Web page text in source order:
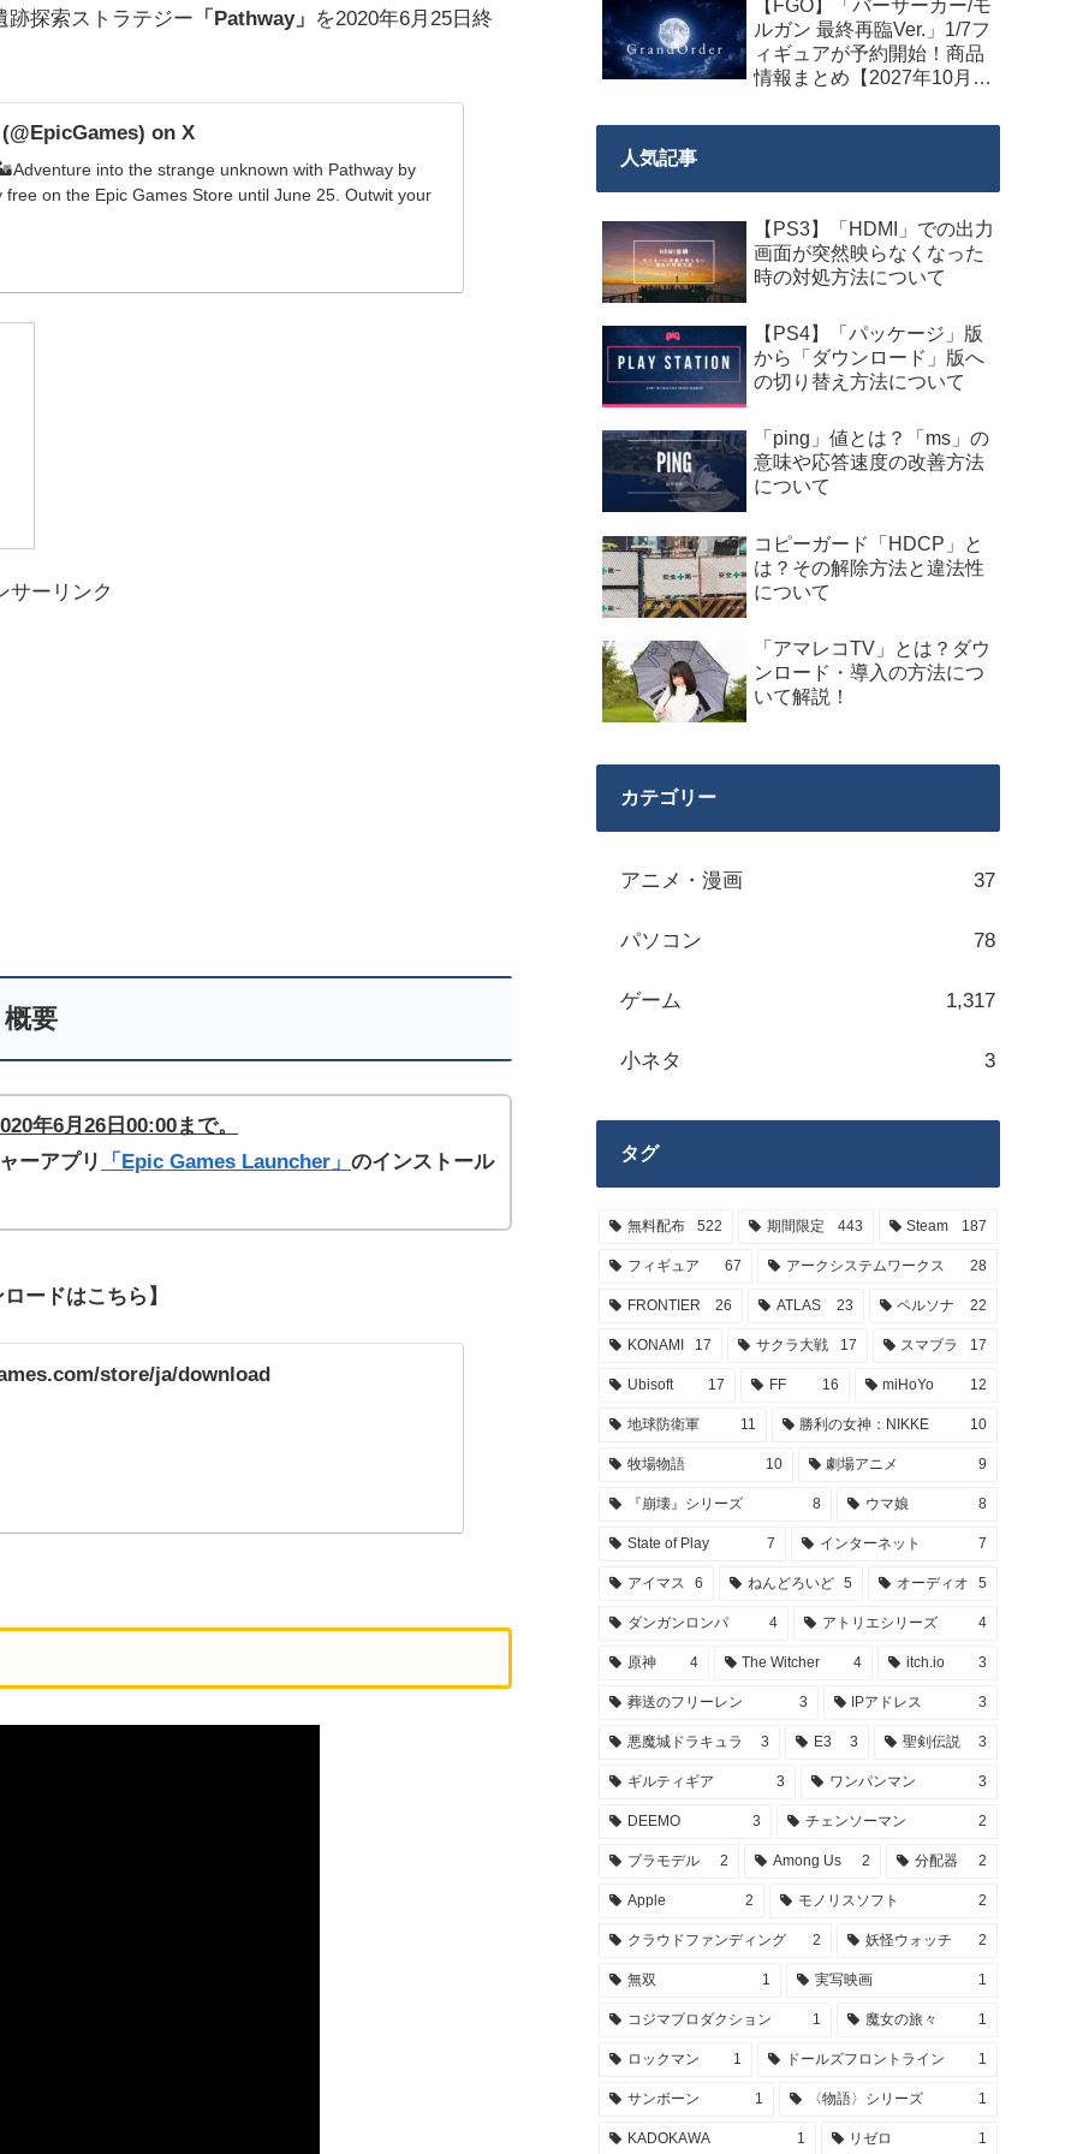
跡探索ストラテジー 「Pathway」 を2020年6月25日終
on X
into the strange unknown with Pathway by
free on the Epic Games Store until June 25. Outwit your
サーリンク
概要
年6月26 日 00:00まで。
ーアプリ
「Epic Games Launcher」 のインストール
ードはこちら】
store/ja/download
の期間限定で開始
【FGO】「バーサーカー/モ
ルガン 最終再臨Ver.」1/7フ
ィギュアが予約開始！商品
情報まとめ【2027年10月発
人気記事
【PS3】「HDMI」での出力
画面が突然映らなくなった
時の対処方法について
【PS4】「パッケージ」版
から「ダウンロード」版へ
の切り替え方法について
「ping」値とは？「ms」の
意味や応答速度の改善方法
について
コピーガード「HDCP」と
は？その解除方法と違法性
について
「アマレコTV」とは？ダウ
ンロード・導入の方法につ
いて解説！
カテゴリー
アニメ・漫画 37
パソコン 78
ゲーム 1,317
小ネタ 3
タグ
無料配布 522 期間限定 443 Steam 187
フィギュア 67 アークシステムワークス 28
FRONTIER 26 ATLAS 23 ペルソナ 22
KONAMI 17 サクラ大戦 17 スマブラ 17
Ubisoft 17 FF 16 miHoYo 12
地球防衛軍 11 勝利の女神：NIKKE 10
牧場物語 10 劇場アニメ 9
『崩壊』シリーズ 8 ウマ娘 8
State of Play 7 インターネット 7
アイマス 6 ねんどろいど 5 オーディオ 5
ダンガンロンパ 4 アトリエシリーズ 4
原神 4 The Witcher 4 itch.io 3
葬送のフリーレン 3 IPアドレス 3
悪魔城ドラキュラ 3 E3 3 聖剣伝説 3
ギルティギア 3 ワンパンマン 3
DEEMO 3 チェンソーマン 2
プラモデル 2 Among Us 2 分配器 2
Apple 2 モノリスソフト 2
クラウドファンディング 2 妖怪ウォッチ 2
無双 1 実写映画 1
コジマプロダクション 1 魔女の旅々 1
ロックマン 1 ドールズフロントライン 1
サンボーン 1 〈物語〉シリーズ 1
KADOKAWA 1 リゼロ 1